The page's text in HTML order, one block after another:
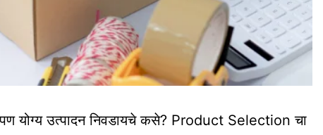
योग्य उत्पादन निवडायचे कसे? Product Selection चा